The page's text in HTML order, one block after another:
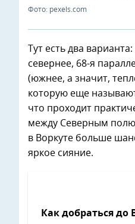
Фото: pexels.com
Тут есть два
севернее, 68-я
(южнее, а значит,
которую еще
что проходит
между Северным
в Воркуте больше
яркое сияние.
Как добраться до